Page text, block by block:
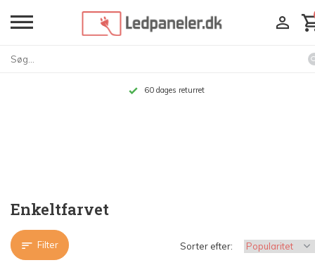
Op til 10 års garanti
Enkeltfarvet
Filter Sorter efter: